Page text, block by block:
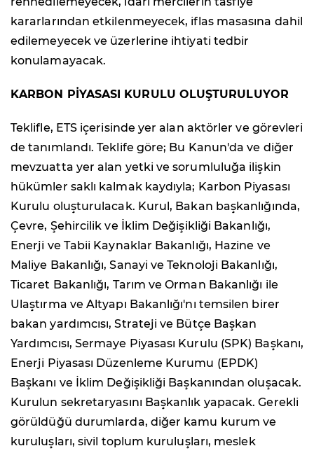
kararlarından etkilenmeyecek, iflas masasına dahil
edilemeyecek ve üzerlerine ihtiyati tedbir
konulamayacak.
KARBON PİYASASI KURULU OLUŞTURULUYOR
Teklifle, ETS içerisinde yer alan aktörler ve görevleri
de tanımlandı. Teklife göre; Bu Kanun'da ve diğer
mevzuatta yer alan yetki ve sorumluluğa ilişkin
hükümler saklı kalmak kaydıyla; Karbon Piyasası
Kurulu oluşturulacak. Kurul, Bakan başkanlığında,
Çevre, Şehircilik ve İklim Değişikliği Bakanlığı,
Enerji ve Tabii Kaynaklar Bakanlığı, Hazine ve
Maliye Bakanlığı, Sanayi ve Teknoloji Bakanlığı,
Ticaret Bakanlığı, Tarım ve Orman Bakanlığı ile
Ulaştırma ve Altyapı Bakanlığı'nı temsilen birer
bakan yardımcısı, Strateji ve Bütçe Başkan
Yardımcısı, Sermaye Piyasası Kurulu (SPK) Başkanı,
Enerji Piyasası Düzenleme Kurumu (EPDK)
Başkanı ve İklim Değişikliği Başkanından oluşacak.
Kurulun sekretaryasını Başkanlık yapacak. Gerekli
görüldüğü durumlarda, diğer kamu kurum ve
kuruluşları, sivil toplum kuruluşları, meslek